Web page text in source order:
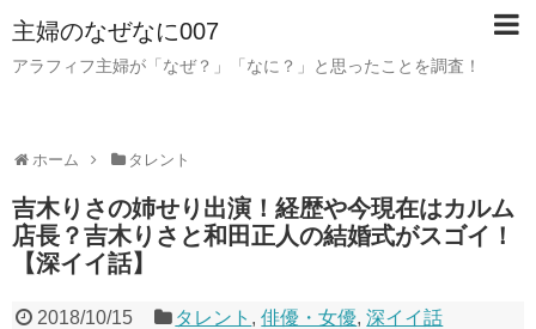
主婦のなぜなに007
アラフィフ主婦が「なぜ？」「なに？」と思ったことを調査！
ホーム タレント
吉木りさの姉せり出演！経歴や今現在はカルム
店長？吉木りさと和田正人の結婚式がスゴイ！
【深イイ話】
2018/10/15 タレント ,俳優・女優,深イイ話